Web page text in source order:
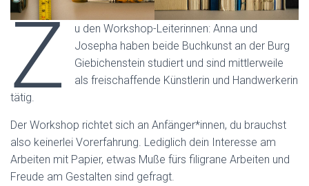
Z
u den Workshop-Leiterinnen: Anna und
Josepha haben beide Buchkunst an der Burg
Giebichenstein studiert und sind mittlerweile
als freischaffende Künstlerin und Handwerkerin
tätig.
Der Workshop richtet sich an Anfänger*innen, du brauchst
also keinerlei Vorerfahrung. Lediglich dein Interesse am
Arbeiten mit Papier, etwas Muße fürs filigrane Arbeiten und
Freude am Gestalten sind gefragt.